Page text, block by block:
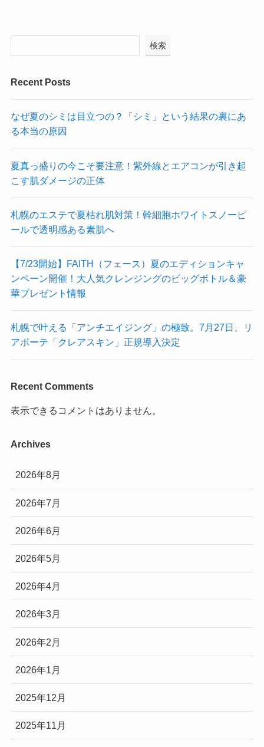
検索
Recent Posts
なぜ夏のシミは目立つの？「シミ」という結果の裏にあ
る本当の原因
夏真っ盛りの今こそ要注意！紫外線とエアコンが引き起
こす肌ダメージの正体
札幌のエステで夏枯れ肌対策！幹細胞ホワイトスノーピ
ールで透明感ある素肌へ
【7/23開始】FAITH（フェース）夏のエディションキャ
ンペーン開催！大人気クレンジングのビッグボトル＆豪
華プレゼント情報
札幌で叶える「アンチエイジング」の極致。7月27日、リ
アボーテ「クレアスキン」正規導入決定
Recent Comments
表示できるコメントはありません。
Archives
2026年8月
2026年7月
2026年6月
2026年5月
2026年4月
2026年3月
2026年2月
2026年1月
2025年12月
2025年11月